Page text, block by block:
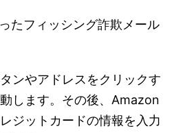
たフィッシング詐欺メール
ンやアドレスをクリックす
します。その後、Amazon
ジットカードの情報を入力